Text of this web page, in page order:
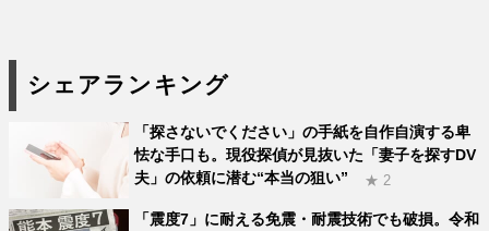
シェアランキング
「探さないでください」の手紙を自作自演する卑
怯な手口も。現役探偵が見抜いた「妻子を探すDV
夫」の依頼に潜む“本当の狙い”
★ 2
「震度7」に耐える免震・耐震技術でも破損。令和